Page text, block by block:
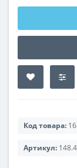
Код товара:
Артикул: